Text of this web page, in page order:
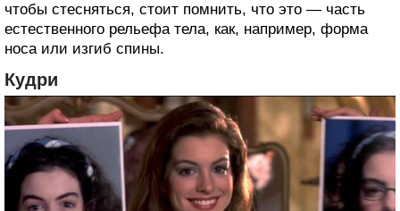
чтобы стесняться, стоит помнить, что это — часть
естественного рельефа тела, как, например, форма
носа или изгиб спины.
Кудри